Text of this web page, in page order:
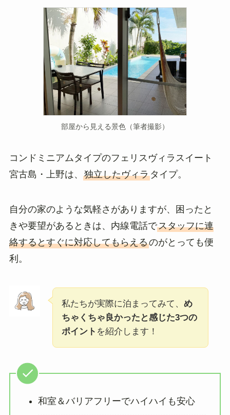
部屋から見える景色（筆者撮影）
コンドミニアムタイプのフェリスヴィラスイート
宮古島・上野は、 独立したヴィラタイプ。
自分の家のような気軽さがありますが、困ったと
きや要望があるときは、内線電話でスタッフに連
絡するとすぐに対応してもらえるのがとっても便
利。
私たちが実際に泊まってみて、 め
ちゃくちゃ良かったと感じた3つの
ポイント を紹介します！
和室＆バリアフリーでハイハイも安心